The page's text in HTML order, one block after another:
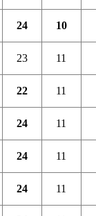
24 10
23 11
22 11
24 11
24 11
24 11